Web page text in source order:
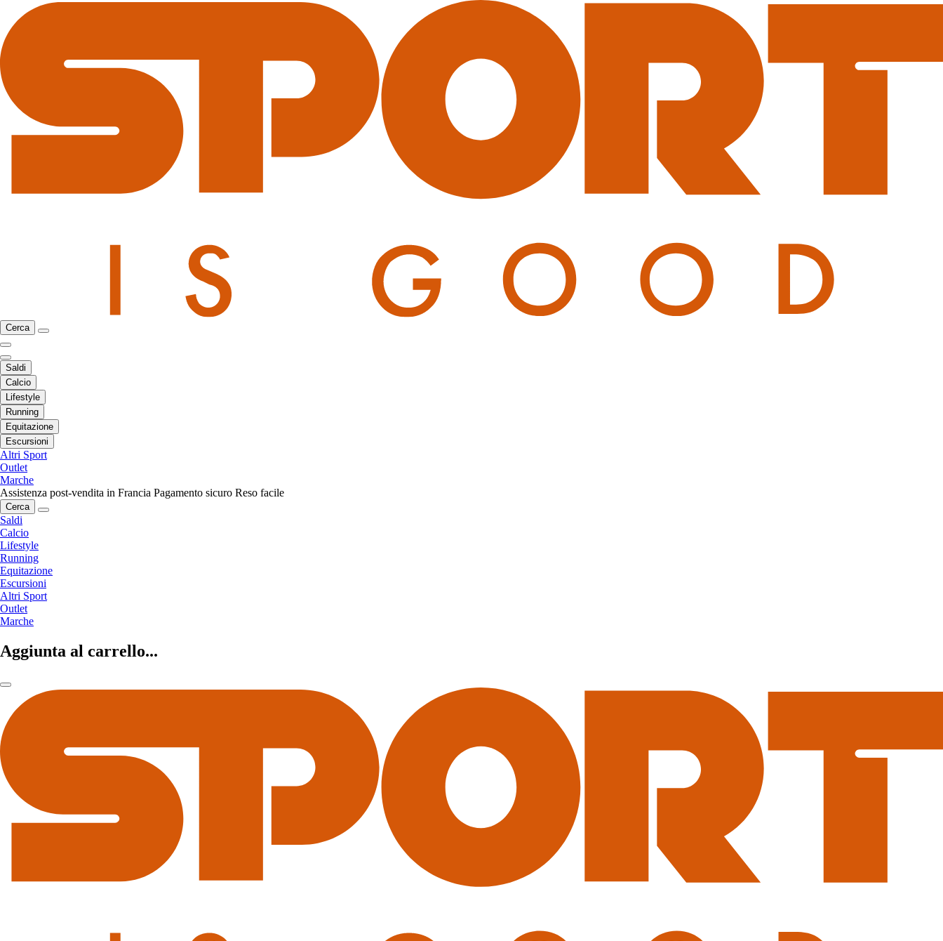
Cerca
Saldi
Calcio
Lifestyle
Running
Equitazione
Escursioni
Altri Sport
Outlet
Marche
Assistenza post-vendita in Francia Pagamento sicuro Reso facile
Cerca
Saldi
Calcio
Lifestyle
Running
Equitazione
Escursioni
Altri Sport
Outlet
Marche
Aggiunta al carrello...